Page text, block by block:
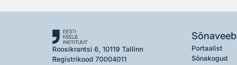
Roosikrantsi 6, 10119 Tallinn
Registrikood 70004011
Sõnaveeb
Portaalist
Sõnakogud